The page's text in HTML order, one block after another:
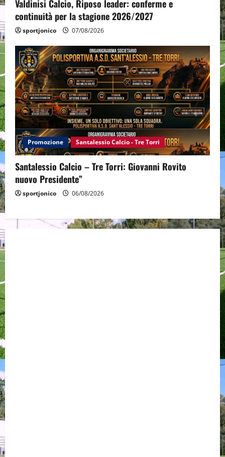
Valdinisi Calcio, Riposo leader: conferme e
continuità per la stagione 2026/2027
sportjonico 07/08/2026
Promozione Santalessio Calcio - Tre Torri
Santalessio Calcio – Tre Torri: Giovanni Rovito
nuovo Presidente”
sportjonico 06/08/2026